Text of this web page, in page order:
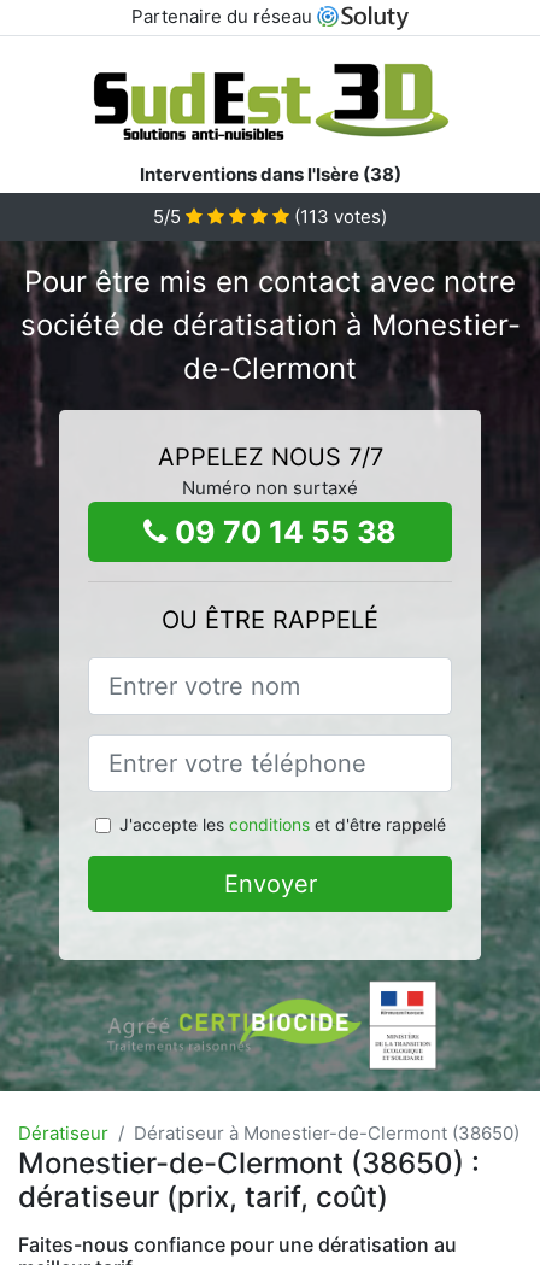
Partenaire du réseau
Interventions dans l'Isère (38)
5/5
(113 votes)
Pour être mis en contact avec notre
société de dératisation à Monestier-
de-Clermont
APPELEZ NOUS 7/7
Numéro non surtaxé
09 70 14 55 38
OU ÊTRE RAPPELÉ
J'accepte les conditionset d'être rappelé
Envoyer
Dératiseur Dératiseur à Monestier-de-Clermont (38650)
Monestier-de-Clermont (38650) :
dératiseur (prix, tarif, coût)
Faites-nous confiance pour une dératisation au